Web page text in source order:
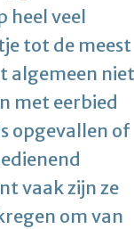
heel veel
tot de meest
algemeen niet
met eerbied
opgevallen of
vaak zijn ze
om van